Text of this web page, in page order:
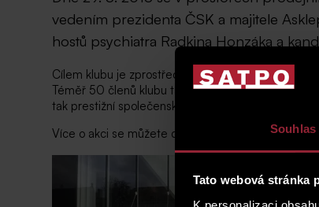
Souhlas
Tato webová stránka
vedením prezidenta ČSK a majitele
hostů psychiatra Radkina Honzáka a
Cílem klubu je zprostředkovat svým členům
Téměř 50 členů klubu tak mohlo diskutovat se
tak prestižní společenské akce a děkujeme za
Více o akci se můžete dozvědět